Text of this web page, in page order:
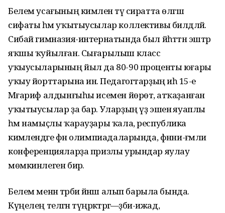
Белем усағының кимәлен тәү сиратта өлгәш
сифаты һәм уҡытыусылар коллективы билдәләй.
Сибай гимназия-интернатында был йәһәттән эштәр
яҡшы ҡуйылған. Сығарылыш класс
уҡыусыларының йыл да 80-90 проценты юғары
уҡыу йорттарына инә. Педагогтарҙың иһә 15-е
Мәғариф алдынғыһы исемен йөрөтә, атҡаҙанған
уҡытыусылар ҙа бар. Уларҙың үҙ эшенә яуаплы
һәм намыҫлы ҡарауҙары ҡала, республика
кимәлендәге фән олимпиадаларында, фәнни-ғәмәли
конференцияларҙа призлы урындар яулау
мөмкинлеген бирә.
Белем менән тәрбиә йәнәш алып барыла бында.
Күңелең теләгән түңәрәктәргә—әҙәби-ижад,